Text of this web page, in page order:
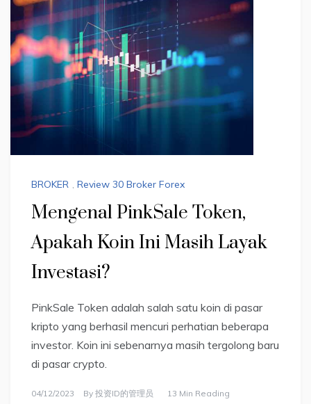
BROKER , Review 30 Broker Forex
Mengenal PinkSale Token,
Apakah Koin Ini Masih Layak
Investasi?
PinkSale Token adalah salah satu koin di pasar
kripto yang berhasil mencuri perhatian beberapa
investor. Koin ini sebenarnya masih tergolong baru
di pasar crypto.
04/12/2023 By 投资ID的管理员 13 Min Reading